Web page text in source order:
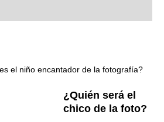
club chess, or already
with FRITZ, you can
and with a
el niño encantador de la fotografía?
¿Quién será el
chico de la foto?